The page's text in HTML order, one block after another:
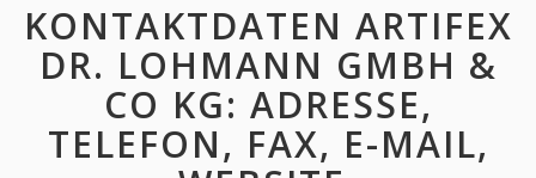
KONTAKTDATEN ARTIFEX
DR. LOHMANN GMBH &
CO KG: ADRESSE,
TELEFON, FAX, E-MAIL,